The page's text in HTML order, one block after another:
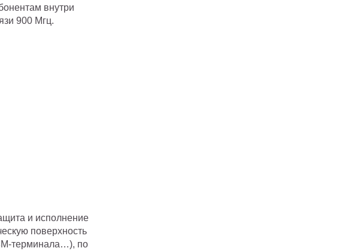
внутри
900 Мгц.
и исполнение
поверхность
терминала…), по